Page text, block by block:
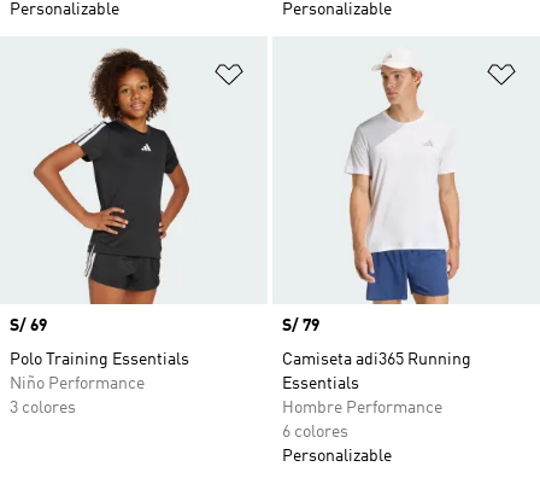
Personalizable
Personalizable
Añadir a la lista de deseos
Precio
S/ 69
Polo Training Essentials
Niño Performance
3 colores
Precio
S/ 79
Camiseta adi365 Running
Essentials
Hombre Performance
6 colores
Personalizable